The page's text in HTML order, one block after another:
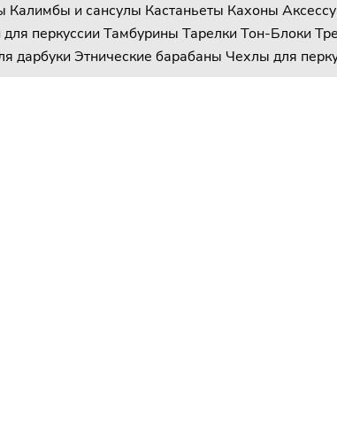
Калимбы и сансулы Кастаньеты Кахоны
перкуссии Тамбурины Тарелки Тон-Блоки
дарбуки Этнические барабаны Чехлы для